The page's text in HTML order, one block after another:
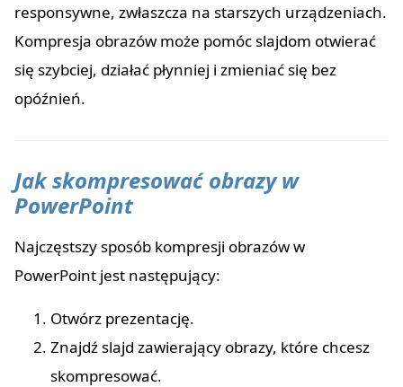
responsywne, zwłaszcza na starszych urządzeniach.
Kompresja obrazów może pomóc slajdom otwierać
się szybciej, działać płynniej i zmieniać się bez
opóźnień.
Jak skompresować obrazy w
PowerPoint
Najczęstszy sposób kompresji obrazów w
PowerPoint jest następujący:
Otwórz prezentację.
Znajdź slajd zawierający obrazy, które chcesz
skompresować.